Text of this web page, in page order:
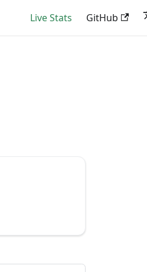
Live Stats GitHub